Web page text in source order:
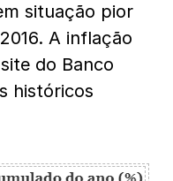
situação pior
A inflação
site do Banco
históricos